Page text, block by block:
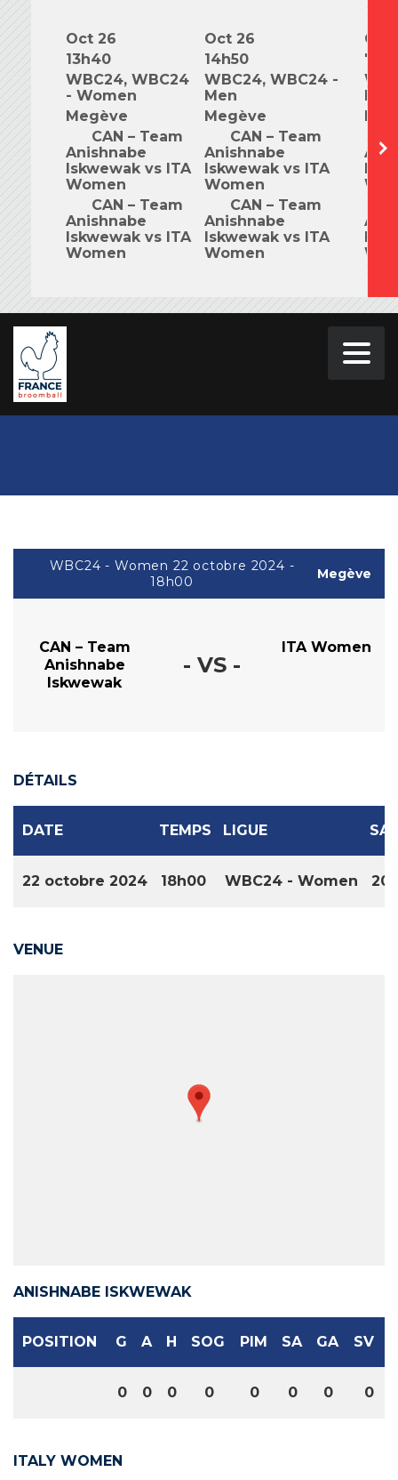
Oct 26
13h40
WBC24, WBC24
- Women
Megève
CAN – Team
Anishnabe
Iskwewak vs ITA
Women
CAN – Team
Anishnabe
Iskwewak vs ITA
Women
Oct 26
14h50
WBC24, WBC24 -
Men
Megève
CAN – Team
Anishnabe
Iskwewak vs ITA
Women
CAN – Team
Anishnabe
Iskwewak vs ITA
Women
Oct
WBC24 - Women 22 octobre 2024 -
18h00
Megève
CAN – Team
Anishnabe
Iskwewak
- VS -
ITA Women
DÉTAILS
DATE TEMPS LIGUE
22 octobre 2024 18h00 WBC24 - Women
VENUE
ANISHNABE ISKWEWAK
POSITION G A H SOG PIM SA GA SV
0 0 0 0 0 0 0 0
ITALY WOMEN